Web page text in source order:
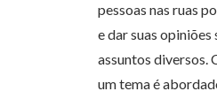
pessoas nas ruas
e dar suas opiniões
assuntos diversos.
um tema é